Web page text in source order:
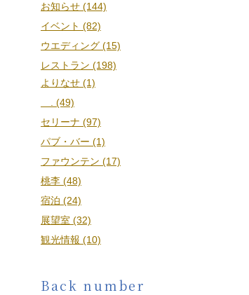
お知らせ (144)
イベント (82)
ウエディング (15)
レストラン (198)
よりなせ (1)
. (49)
セリーナ (97)
パブ・バー (1)
ファウンテン (17)
桃李 (48)
宿泊 (24)
展望室 (32)
観光情報 (10)
Back number